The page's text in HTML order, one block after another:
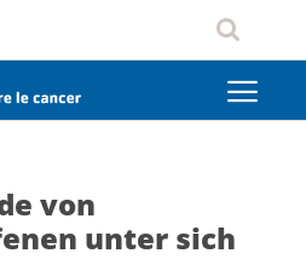
von
unter sich